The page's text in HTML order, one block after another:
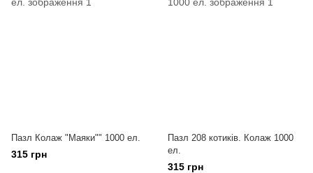
Пазл Колаж "Маяки"" 1000 ел.
315 грн
Пазл 208 котиків. Колаж 1000
ел.
315 грн